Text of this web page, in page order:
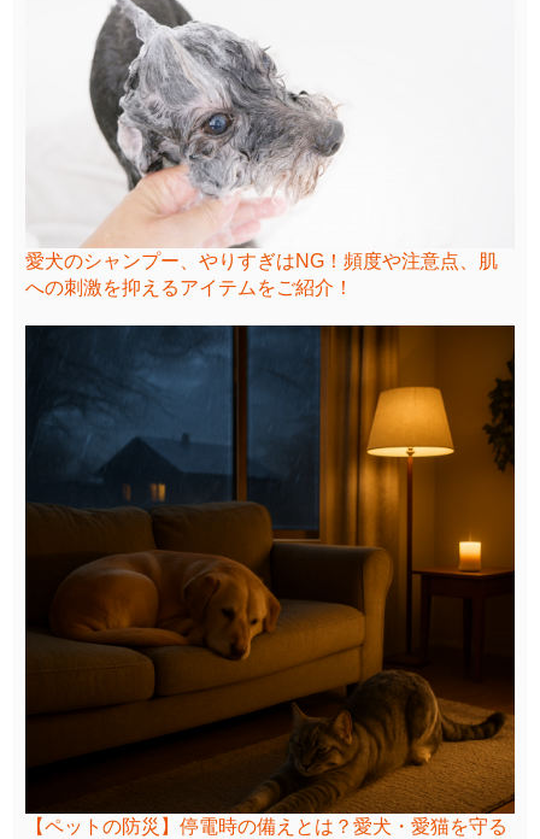
愛犬のシャンプー、やりすぎはNG！頻度や注意点、肌
への刺激を抑えるアイテムをご紹介！
【ペットの防災】停電時の備えとは？愛犬・愛猫を守る